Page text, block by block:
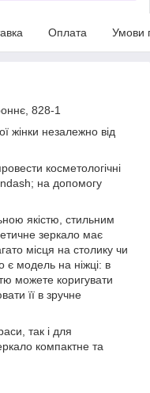
Оплата Умови
828-1
жінки незалежно від
косметологічні
на допомогу
якістю, стильним
зеркало має
місця на столику чи
є модель на ніжці: в
можете коригувати
її в зручне
так і для
компактне та